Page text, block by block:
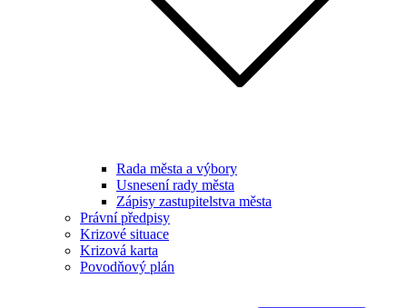
Rada města a výbory
Usnesení rady města
Zápisy zastupitelstva města
Právní předpisy
Krizové situace
Krizová karta
Povodňový plán